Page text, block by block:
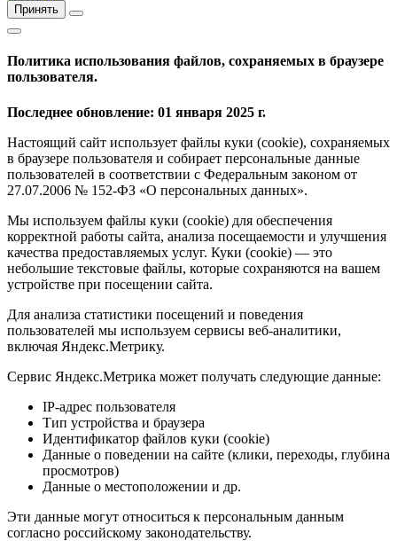
Принять
Политика использования файлов, сохраняемых в браузере
пользователя.
Последнее обновление: 01 января 2025 г.
Настоящий сайт использует файлы куки (cookie), сохраняемых
в браузере пользователя и собирает персональные данные
пользователей в соответствии с Федеральным законом от
27.07.2006 № 152-ФЗ «О персональных данных».
Мы используем файлы куки (cookie) для обеспечения
корректной работы сайта, анализа посещаемости и улучшения
качества предоставляемых услуг. Куки (cookie) — это
небольшие текстовые файлы, которые сохраняются на вашем
устройстве при посещении сайта.
Для анализа статистики посещений и поведения
пользователей мы используем сервисы веб-аналитики,
включая Яндекс.Метрику.
Сервис Яндекс.Метрика может получать следующие данные:
IP-адрес пользователя
Тип устройства и браузера
Идентификатор файлов куки (cookie)
Данные о поведении на сайте (клики, переходы, глубина
просмотров)
Данные о местоположении и др.
Эти данные могут относиться к персональным данным
согласно российскому законодательству.